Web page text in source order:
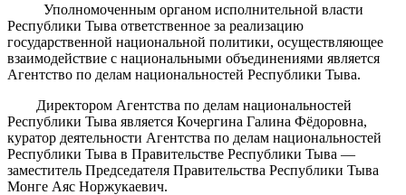
Уполномоченным органом исполнительной власти
Республики Тыва ответственное за реализацию
государственной национальной политики, осуществляющее
взаимодействие с национальными объединениями является
Агентство по делам национальностей Республики Тыва.
Директором Агентства по делам национальностей
Республики Тыва является Кочергина Галина Фёдоровна,
куратор деятельности Агентства по делам национальностей
Республики Тыва в Правительстве Республики Тыва —
заместитель Председателя Правительства Республики Тыва
Монге Аяс Норжукаевич.